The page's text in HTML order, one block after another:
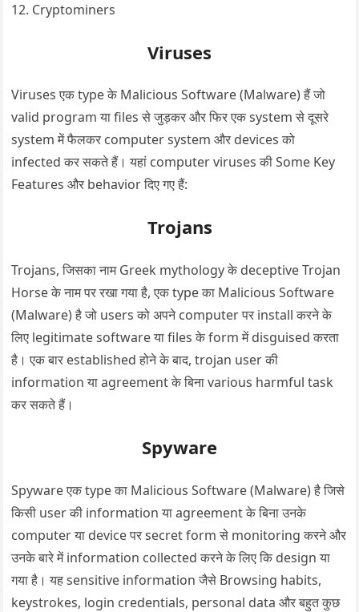
Cryptominers
Viruses
Viruses एक type के Malicious Software (Malware) हैं जो
valid program या files से जुड़कर और फिर एक system से दूसरे
system में फैलकर computer system और devices को
infected कर सकते हैं। यहां computer viruses की Some Key
Features और behavior दिए गए हैं:
Trojans
Trojans, जिसका नाम Greek mythology के deceptive Trojan
Horse के नाम पर रखा गया है, एक type का Malicious Software
(Malware) है जो users को अपने computer पर install करने के
लिए legitimate software या files के form में disguised करता
है। एक बार established होने के बाद, trojan user की
information या agreement के बिना various harmful task
कर सकते हैं।
Spyware
Spyware एक type का Malicious Software (Malware) है जिसे
किसी user की information या agreement के बिना उनके
computer या device पर secret form से monitoring करने और
उनके बारे में information collected करने के लिए कि design या
गया है। यह sensitive information जैसे Browsing habits,
keystrokes, login credentials, personal data और बहुत कुछ